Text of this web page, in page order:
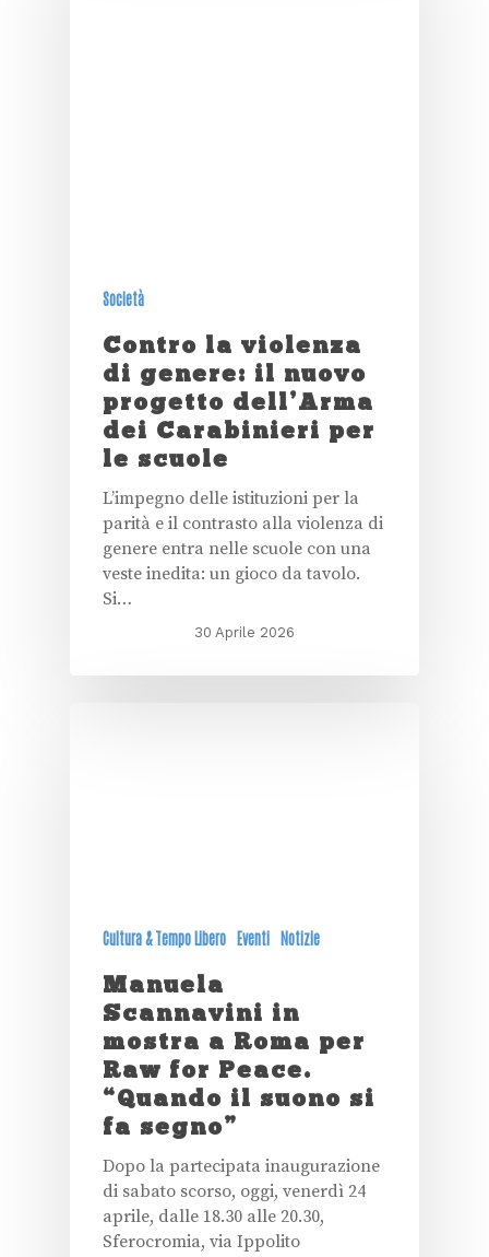
Società
Contro la violenza
di genere: il nuovo
progetto dell’Arma
dei Carabinieri per
le scuole
L’impegno delle istituzioni per la
parità e il contrasto alla violenza di
genere entra nelle scuole con una
veste inedita: un gioco da tavolo.
Si…
30 Aprile 2026
Cultura & Tempo Libero Eventi Notizie
Manuela
Scannavini in
mostra a Roma per
Raw for Peace.
“Quando il suono si
fa segno”
Dopo la partecipata inaugurazione
di sabato scorso, oggi, venerdì 24
aprile, dalle 18.30 alle 20.30,
Sferocromia, via Ippolito